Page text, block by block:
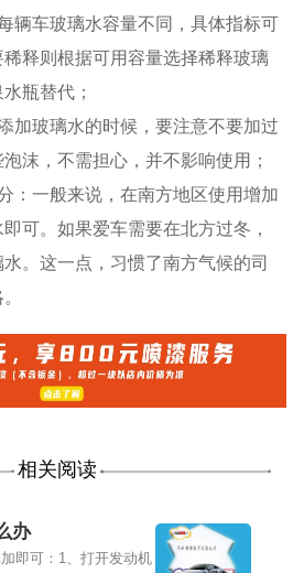
辆车玻璃水容量不同，具体指标可
释则根据可用容量选择稀释玻璃
瓶替代；
加玻璃水的时候，要注意不要加过
沫，不需担心，并不影响使用；
：一般来说，在南方地区使用增加
可。如果爱车需要在北方过冬，
。这一点，习惯了南方气候的司
相关阅读
办
即可：1、打开发动机